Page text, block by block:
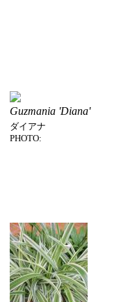
Guzmania 'Diana'
ダイアナ
PHOTO: